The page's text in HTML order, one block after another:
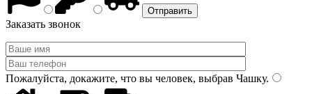
Заказать звонок
Пожалуйста, докажите, что вы человек, выбрав Чашку.